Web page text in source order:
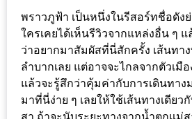
สวย
ร้าน
รวย
เสน่ห์
ของ
เชียงใหม่
พราวภูฟ้า เป็นหนึ่งในรีสอร์ทชื่อดัง
ใครเคยได้เห็นรีวิวจากแหล่งอื่น ๆ
ว่าอยากมาสัมผัสที่นี่สักครั้ง เส้นทา
ลำบากเลย แต่อาจจะไกลจากตัวเมื
แล้วจะรู้สึกว่าคุ้มค่ากับการเดินทาง
มาที่นี่ง่าย ๆ เลยให้ใช้เส้นทางเดียว
สา ถ้าจะนับระยะทางจากน้ำตกแม่